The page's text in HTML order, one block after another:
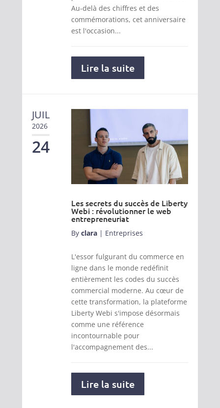
Au-delà des chiffres et des
commémorations, cet anniversaire
est l'occasion...
Lire la suite
JUIL
2026
24
Les secrets du succès de Liberty
Webi : révolutionner le web
entrepreneuriat
By clara| Entreprises
L'essor fulgurant du commerce en
ligne dans le monde redéfinit
entièrement les codes du succès
commercial moderne. Au cœur de
cette transformation, la plateforme
Liberty Webi s'impose désormais
comme une référence
incontournable pour
l'accompagnement des...
Lire la suite